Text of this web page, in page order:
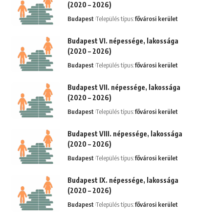
(2020 – 2026)
Budapest Település típus:fővárosi kerület
Budapest VI. népessége, lakossága
(2020 – 2026)
Budapest Település típus:fővárosi kerület
Budapest VII. népessége, lakossága
(2020 – 2026)
Budapest Település típus:fővárosi kerület
Budapest VIII. népessége, lakossága
(2020 – 2026)
Budapest Település típus:fővárosi kerület
Budapest IX. népessége, lakossága
(2020 – 2026)
Budapest Település típus:fővárosi kerület